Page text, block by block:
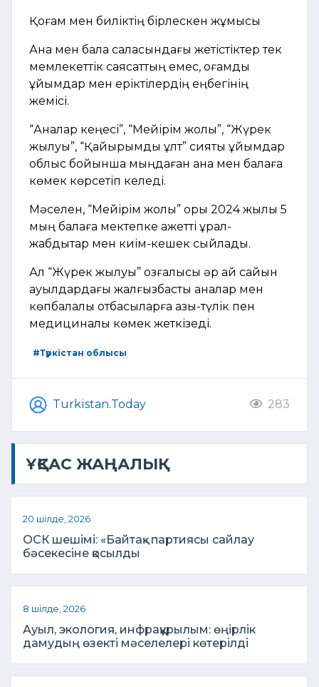
Қоғам мен биліктің бірлескен жұмысы
Ана мен бала саласындағы жетістіктер тек
мемлекеттік саясаттың емес, қоғамдық
ұйымдар мен еріктілердің еңбегінің
жемісі.
“Аналар кеңесі”, “Мейірім жолы”, “Жүрек
жылуы”, “Қайырымды ұлт” сияқты ұйымдар
облыс бойынша мыңдаған ана мен балаға
көмек көрсетіп келеді.
Мәселен, “Мейірім жолы” қоры 2024 жылы 5
мың балаға мектепке қажетті құрал-
жабдықтар мен киім-кешек сыйлады.
Ал “Жүрек жылуы” қозғалысы әр ай сайын
ауылдардағы жалғызбасты аналар мен
көпбалалы отбасыларға азық-түлік пен
медициналық көмек жеткізеді.
#Түркістан облысы
Turkistan.Today 283
ҰҚСАС ЖАҢАЛЫҚ
20 шілде, 2026
ОСК шешімі: «Байтақ» партиясы сайлау
бәсекесіне қосылды
8 шілде, 2026
Ауыл, экология, инфрақұрылым: өңірлік
дамудың өзекті мәселелері көтерілді